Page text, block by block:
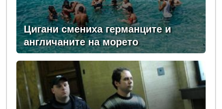
Цигани смениха германците и
англичаните на морето